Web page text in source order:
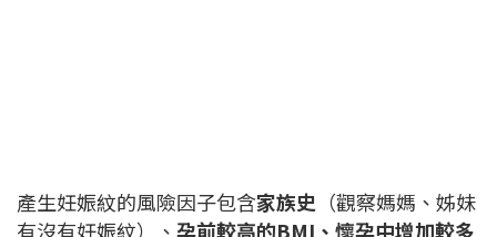
產生妊娠紋的風險因子包含家族史 （觀察媽媽、姊妹
有沒有妊娠紋）、 孕前較高的BMI、懷孕中增加較多